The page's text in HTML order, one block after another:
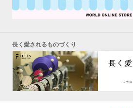
長く愛されるものづくり